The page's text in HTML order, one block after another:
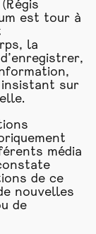
est tour à
la
insistant sur
média
de ce
nouvelles
de